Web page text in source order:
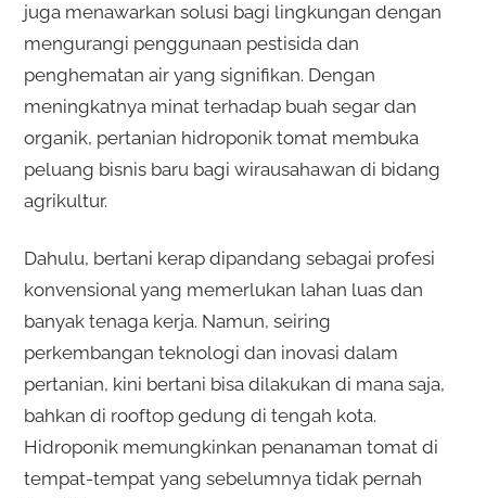
juga menawarkan solusi bagi lingkungan dengan
mengurangi penggunaan pestisida dan
penghematan air yang signifikan. Dengan
meningkatnya minat terhadap buah segar dan
organik, pertanian hidroponik tomat membuka
peluang bisnis baru bagi wirausahawan di bidang
agrikultur.
Dahulu, bertani kerap dipandang sebagai profesi
konvensional yang memerlukan lahan luas dan
banyak tenaga kerja. Namun, seiring
perkembangan teknologi dan inovasi dalam
pertanian, kini bertani bisa dilakukan di mana saja,
bahkan di rooftop gedung di tengah kota.
Hidroponik memungkinkan penanaman tomat di
tempat-tempat yang sebelumnya tidak pernah